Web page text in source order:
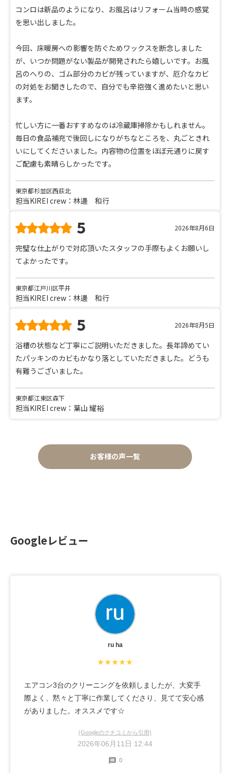
コンロは新品のようになり、お風呂はリフォーム当時の感覚
を思い出しました。
今回、床暖房への影響を防ぐためワックスを断念しました
が、いつか問題がない製品が開発されたら嬉しいです。お風
呂のへりの、ゴム部分のカビが残っていますが、厄介なカビ
の対処をお聞きしたので、自分でも辛抱強く進めたいと思い
ます。
忙しい方に一番おすすめなのは冷蔵庫掃除かもしれません。
毎日の食品補充で後回しになりがちなところを、丸ごときれ
いにしてくださいました。内容物の位置をほぼ元通りに戻す
ご配慮も素晴らしかったです。
東京都杉並区西荻北
担当KIREI crew：林邊 和行
5 2026年8月6日
完璧な仕上がりで対応頂いたスタッフの手際もよくお願いし
てよかったです。
東京都江戸川区平井
担当KIREI crew：林邊 和行
5 2026年8月5日
浴槽の状態など丁寧にご説明いただきました。長年諦めてい
たパッキンのカビもかなり落としていただきました。どうも
有難うございました。
東京都江東区森下
担当KIREI crew：葉山 耀裕
お客様の声一覧
Googleレビュー
ru ha
★★★★★
エアコン3台のクリーニングを依頼しましたが、大変手
際よく、黙々と丁寧に作業してくださり、見てて安心感
がありました。オススメです☆
(Googleのクチコミから引用)
2026年06月11日 12:44
0